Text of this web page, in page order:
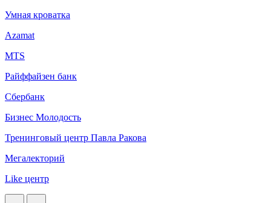
Умная кроватка
Azamat
MTS
Райффайзен банк
Сбербанк
Бизнес Молодость
Тренинговый центр Павла Ракова
Мегалекторий
Like центр